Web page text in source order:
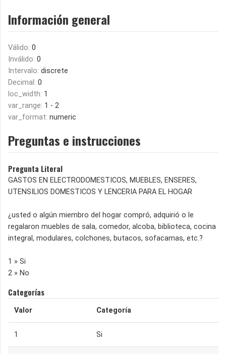
Información general
Válido: 0
Inválido: 0
Intervalo: discrete
Decimal: 0
loc_width: 1
var_range: 1 - 2
var_format: numeric
Preguntas e instrucciones
Pregunta Literal
GASTOS EN ELECTRODOMESTICOS, MUEBLES, ENSERES,
UTENSILIOS DOMESTICOS Y LENCERIA PARA EL HOGAR
¿usted o algún miembro del hogar compró, adquirió o le
regalaron muebles de sala, comedor, alcoba, biblioteca, cocina
integral, modulares, colchones, butacos, sofacamas, etc.?
1 » Si
2 » No
Categorías
Valor Categoría
1 Si